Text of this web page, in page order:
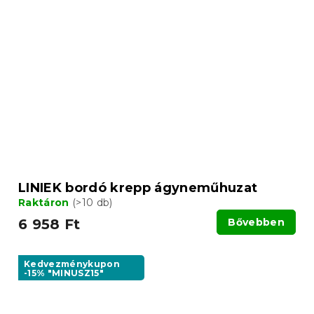
LINIEK bordó krepp ágyneműhuzat
Raktáron (>10 db)
6 958 Ft Bővebben
Kedvezménykupon
-15% "MINUSZ15"